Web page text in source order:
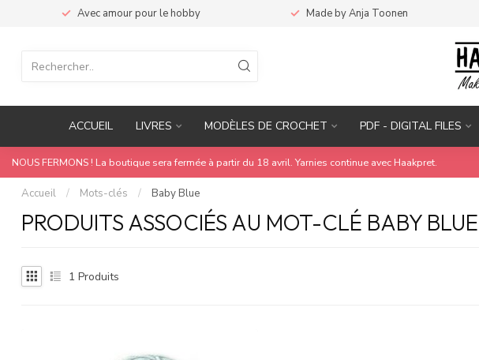
Avec amour pour le hobby Made by Anja Toonen
ACCUEIL LIVRES MODÈLES DE CROCHET PDF - DIGITAL FILES
NOUS FERMONS ! La boutique sera fermée à partir du 18 avril. Yarnies continue avec Haakpret.
Accueil / Mots-clés / Baby Blue
PRODUITS ASSOCIÉS AU MOT-CLÉ BABY BLUE
1 Produits